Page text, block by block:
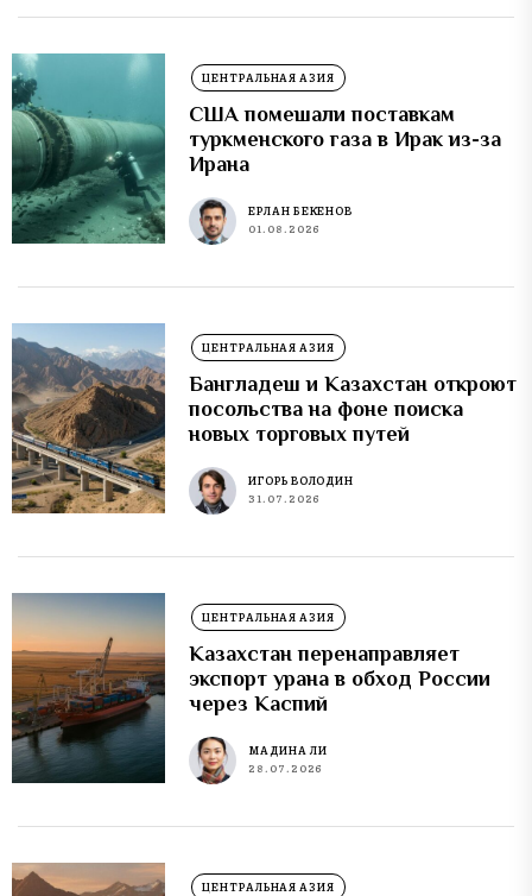
ЦЕНТРАЛЬНАЯ АЗИЯ
США помешали поставкам
туркменского газа в Ирак из-за
Ирана
ЕРЛАН БЕКЕНОВ
01.08.2026
ЦЕНТРАЛЬНАЯ АЗИЯ
Бангладеш и Казахстан откроют
посольства на фоне поиска
новых торговых путей
ИГОРЬ ВОЛОДИН
31.07.2026
ЦЕНТРАЛЬНАЯ АЗИЯ
Казахстан перенаправляет
экспорт урана в обход России
через Каспий
МАДИНА ЛИ
28.07.2026
ЦЕНТРАЛЬНАЯ АЗИЯ